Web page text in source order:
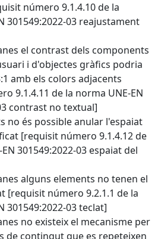
número 9.1.4.10 de la
301549:2022-03 reajustament
el contrast dels components
i d'objectes gràfics podria
amb els colors adjacents
9.1.4.11 de la norma UNE-EN
contrast no textual]
no és possible anular l'espaiat
[requisit número 9.1.4.12 de
301549:2022-03 espaiat del
alguns elements no tenen el
[requisit número 9.2.1.1 de la
301549:2022-03 teclat]
no existeix el mecanisme per
de contingut que es repeteixen